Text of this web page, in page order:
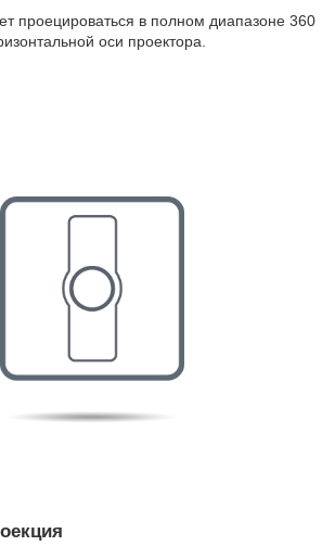
проецироваться в полном диапазоне 360
оси проектора.